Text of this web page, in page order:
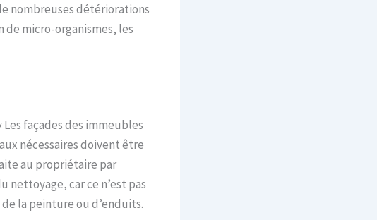
nombreuses détériorations
micro-organismes, les
façades des immeubles
nécessaires doivent être
au propriétaire par
nettoyage, car ce n’est pas
la peinture ou d’enduits.